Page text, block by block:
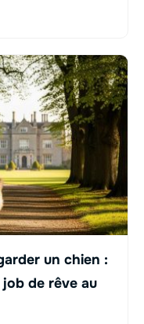
un chien :
de rêve au